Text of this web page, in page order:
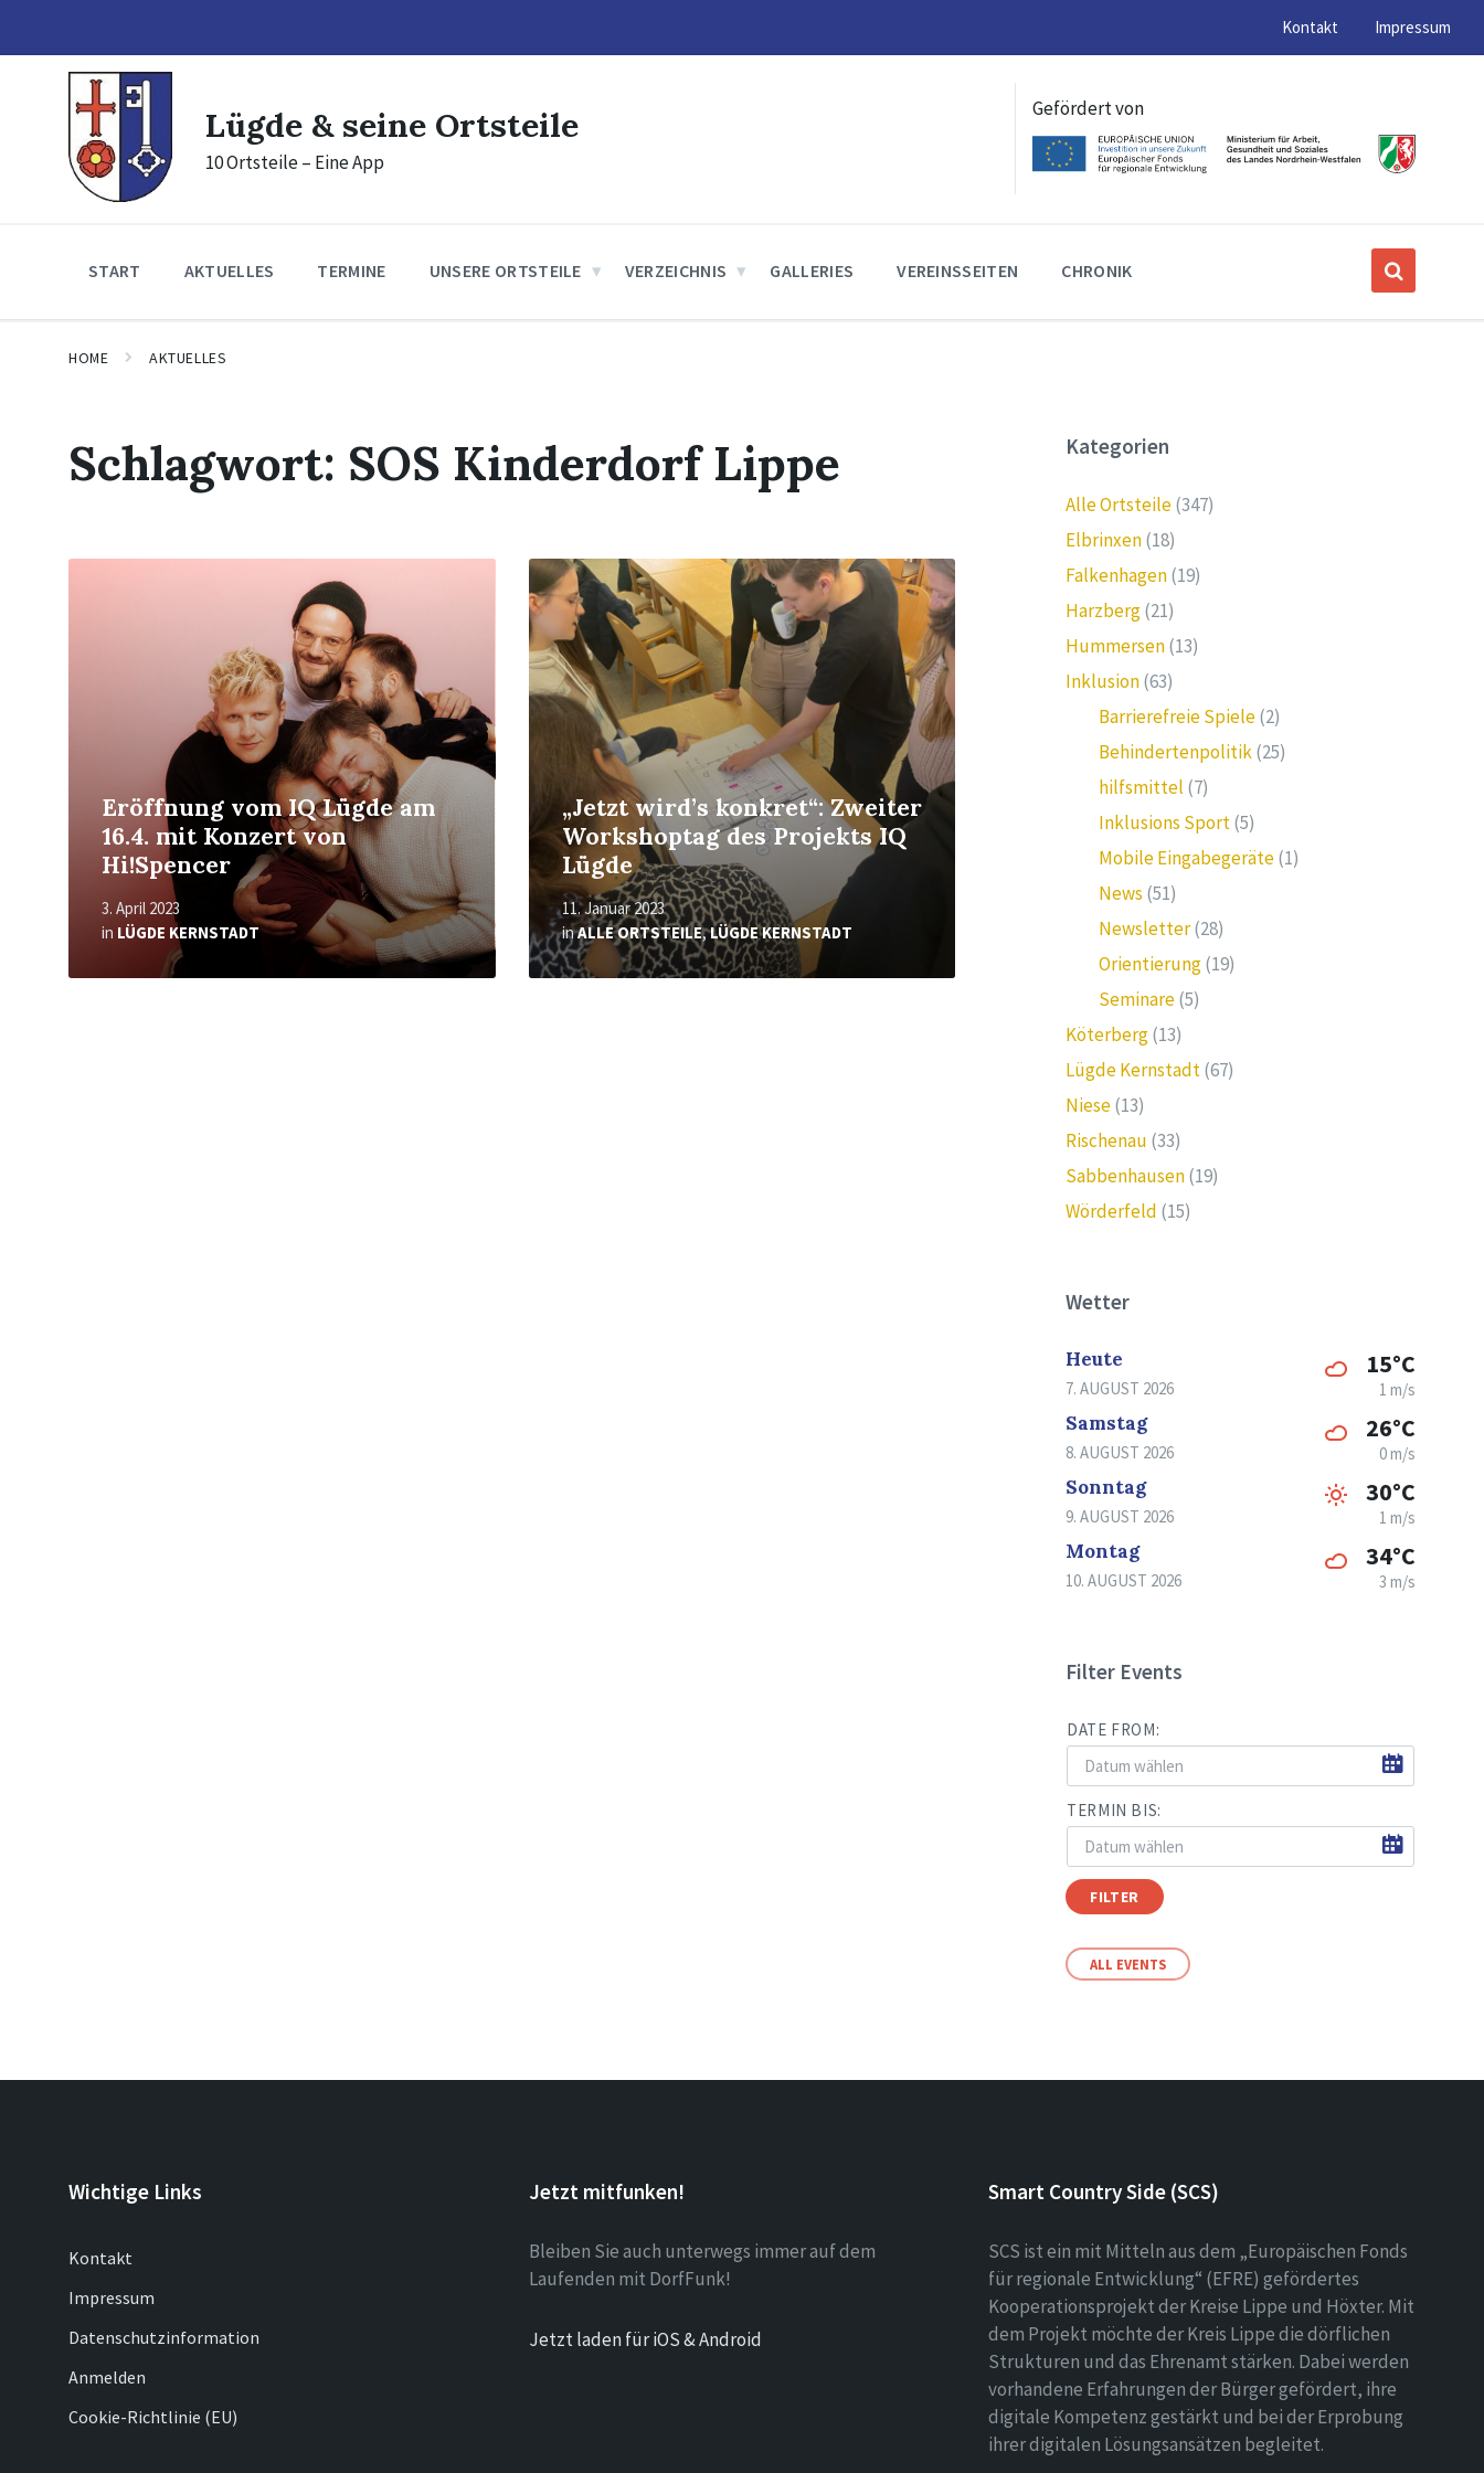
content
main
navigation
footer
Kontakt Impressum
Lügde & seine Ortsteile
10 Ortsteile – Eine App
Gefördert von
START AKTUELLES TERMINE UNSERE ORTSTEILE VERZEICHNIS GALLERIES VEREINSSEITEN CHRONIK
HOME AKTUELLES
Schlagwort: SOS Kinderdorf Lippe
Eröffnung vom IQ Lügde am
16.4. mit Konzert von
Hi!Spencer
3. April 2023
in LÜGDE KERNSTADT
Mehr
„Jetzt wird’s konkret“: Zweiter
Workshoptag des Projekts IQ
Lügde
11. Januar 2023
inALLE ORTSTEILE,LÜGDE KERNSTADT
Mehr
erfahren
Kategorien
Alle Ortsteile(347)
Elbrinxen(18)
Falkenhagen(19)
Harzberg(21)
Hummersen(13)
Inklusion(63)
Barrierefreie Spiele(2)
Behindertenpolitik(25)
hilfsmittel (7)
Inklusions Sport(5)
Mobile Eingabegeräte(1)
News (51)
Newsletter(28)
Orientierung(19)
Seminare(5)
Köterberg(13)
Lügde Kernstadt(67)
Niese(13)
Rischenau (33)
Sabbenhausen(19)
Wörderfeld (15)
Wetter
Heute
7. AUGUST 2026
15°C
1 m/s
Samstag
8. AUGUST 2026
26°C
0 m/s
Sonntag
9. AUGUST 2026
30°C
1 m/s
Montag
10. AUGUST 2026
34°C
3 m/s
Filter Events
DATE FROM:
TERMIN BIS:
FILTER
ALL EVENTS
Wichtige Links
Kontakt
Impressum
Datenschutzinformation
Anmelden
Cookie-Richtlinie (EU)
Jetzt mitfunken!
Bleiben Sie auch unterwegs immer auf dem
Laufenden mit DorfFunk!
Jetzt laden für iOS & Android
Smart Country Side (SCS)
SCS ist ein mit Mitteln aus dem „Europäischen Fonds
für regionale Entwicklung“ (EFRE) gefördertes
Kooperationsprojekt der Kreise Lippe und Höxter. Mit
dem Projekt möchte der Kreis Lippe die dörflichen
Strukturen und das Ehrenamt stärken. Dabei werden
vorhandene Erfahrungen der Bürger gefördert, ihre
digitale Kompetenz gestärkt und bei der Erprobung
ihrer digitalen Lösungsansätzen begleitet.